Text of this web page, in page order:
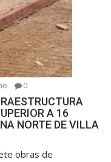
0
A 16
NORTE DE VILLA
obras de